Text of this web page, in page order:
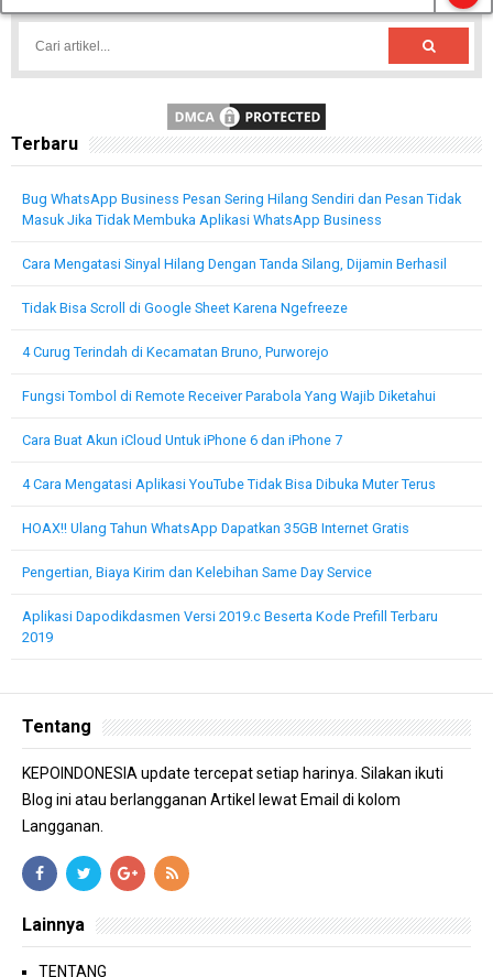
Terbaru
Bug WhatsApp Business Pesan Sering Hilang Sendiri dan Pesan Tidak
Masuk Jika Tidak Membuka Aplikasi WhatsApp Business
Cara Mengatasi Sinyal Hilang Dengan Tanda Silang, Dijamin Berhasil
Tidak Bisa Scroll di Google Sheet Karena Ngefreeze
4 Curug Terindah di Kecamatan Bruno, Purworejo
Fungsi Tombol di Remote Receiver Parabola Yang Wajib Diketahui
Cara Buat Akun iCloud Untuk iPhone 6 dan iPhone 7
4 Cara Mengatasi Aplikasi YouTube Tidak Bisa Dibuka Muter Terus
HOAX!! Ulang Tahun WhatsApp Dapatkan 35GB Internet Gratis
Pengertian, Biaya Kirim dan Kelebihan Same Day Service
Aplikasi Dapodikdasmen Versi 2019.c Beserta Kode Prefill Terbaru
2019
Tentang
KEPOINDONESIA update tercepat setiap harinya. Silakan ikuti
Blog ini atau berlangganan Artikel lewat Email di kolom
Langganan.
Lainnya
TENTANG